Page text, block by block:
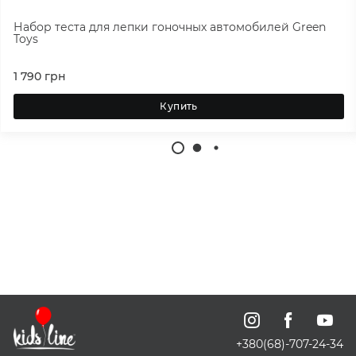
Набор теста для лепки гоночных автомобилей Green
Toys
1 790 грн
Купить
+380(68)-707-24-34